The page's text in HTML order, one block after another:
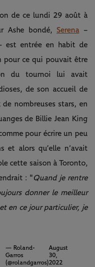
de ce lundi 29 août à
Ashe bondé, Serena–
est entrée en habit de
pour ce qui pouvait être
du tournoi lui avait
de son accueil de
nombreuses stars, en
de Billie Jean King
pour écrire un peu
et alors qu’elle n’avait
cette saison à Toronto,
: "Quand je rentre
donner le meilleur
en ce jour particulier, je
— Roland-
Garros
(@rolandgarros)
August
30,
2022